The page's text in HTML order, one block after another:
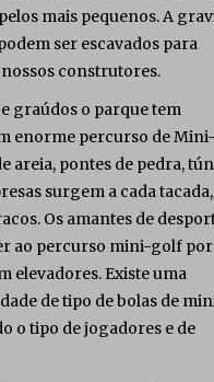
mais pequenos. A
ser escavados para
construtores.
graúdos o parque tem
enorme percurso de Mini-
areia, pontes de pedra,
surgem a cada tacada,
Os amantes de
ao percurso mini-golf por
elevadores. Existe uma
de tipo de bolas de
o tipo de jogadores e de